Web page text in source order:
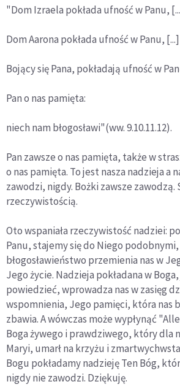
"Dom Izraela pokłada ufność w Panu,
Dom Aarona pokłada ufność w Panu, [...]
Bojący się Pana, pokładają ufność w
Pan o nas pamięta:
niech nam błogosławi"(ww. 9.10.11.12).
Pan zawsze o nas pamięta, także w
o nas pamięta. To jest nasza nadzieja a
zawodzi, nigdy. Bożki zawsze zawodzą.
rzeczywistością.
Oto wspaniała rzeczywistość nadziei:
Panu, stajemy się do Niego
błogosławieństwo przemienia nas w
Jego życie. Nadzieja pokładana w
powiedzieć, wprowadza nas w zasięg
wspomnienia, Jego pamięci, która nas
zbawia. A wówczas może wypłynąć
Boga żywego i prawdziwego, który dla
Maryi, umarł na krzyżu i
Bogu pokładamy nadzieję Ten Bóg,
nigdy nie zawodzi. Dziękuję.